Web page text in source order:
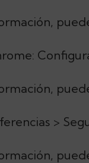
>